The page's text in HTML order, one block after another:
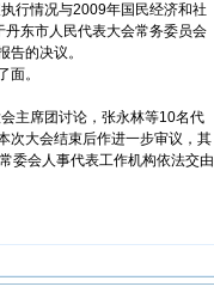
行情况与2009年国民经济和社
东市人民代表大会常务委员会
的决议。
。
主席团讨论，张永林等10名代
次大会结束后作进一步审议，其
委会人事代表工作机构依法交由